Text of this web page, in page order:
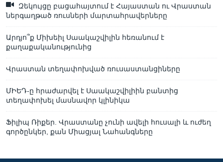
Զեկույցը բացահայտում է Հայաստան ու Վրաստան
ներգաղթած ռուսների մարտահրավերները
Արդյո՞ք Միխեիլ Սաակաշվիլին հեռանում է
քաղաքականությունից
Վրաստան տեղափոխված ռուսաստանցիները
ՄԻԵԴ-ը հրաժարվել է Սաակաշվիլիին բանտից
տեղափոխել մասնավոր կլինիկա
Ֆիլիպ Ռիքեր. Վրաստանը չունի ավելի հուսալի և ուժեղ
գործընկեր, քան Միացյալ Նահանգները